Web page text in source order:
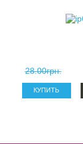
28.00грн.